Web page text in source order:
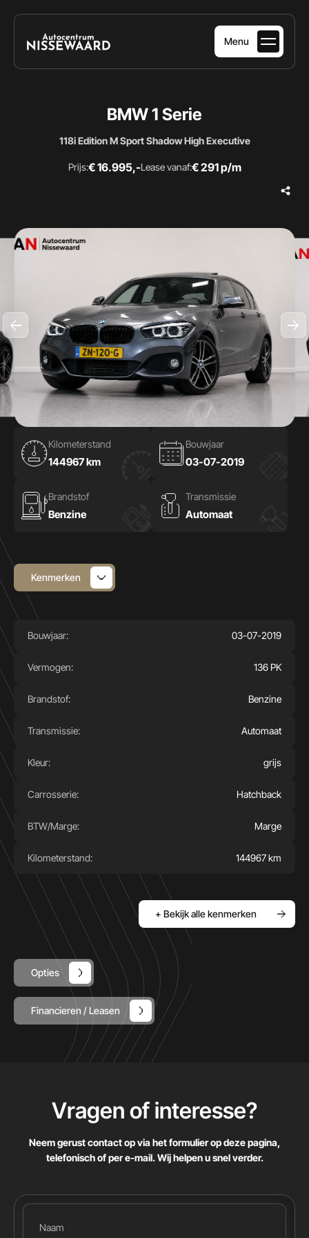
Menu
AANBOD
DIENSTEN
OVER ONS
CONTACT
BMW 1 Serie
118i Edition M Sport Shadow High Executive
Prijs:€ 16.995,-Lease vanaf:€ 291 p/m
Kilometerstand
144967 km
Bouwjaar
03-07-2019
Brandstof
Benzine
Transmissie
Automaat
Kenmerken
Bouwjaar: 03-07-2019
Vermogen: 136 PK
Brandstof: Benzine
Transmissie: Automaat
Kleur: grijs
Carrosserie: Hatchback
BTW/Marge: Marge
Kilometerstand: 144967 km
+ Bekijk alle kenmerken
Opties
Financieren / Leasen
Vragen of interesse?
Neem gerust contact op via het formulier op deze pagina,
telefonisch of per e-mail. Wij helpen u snel verder.